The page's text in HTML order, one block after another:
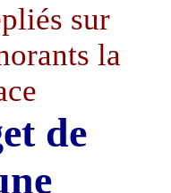
sur
la
de